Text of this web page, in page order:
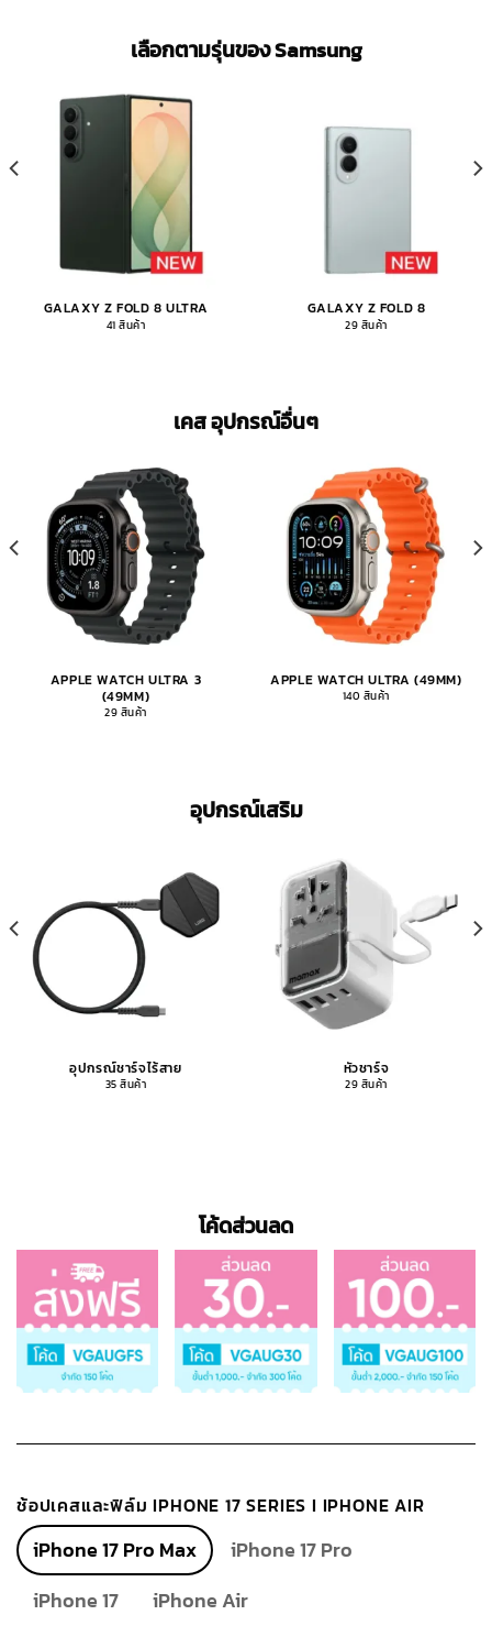
เลือกตามรุ่นของ Samsung
GALAXY Z FOLD 8 ULTRA
41 สินค้า
GALAXY Z FOLD 8
29 สินค้า
เคส อุปกรณ์อื่นๆ
APPLE WATCH ULTRA 3
(49MM)
29 สินค้า
APPLE WATCH ULTRA (49MM)
140 สินค้า
อุปกรณ์เสริม
อุปกรณ์ชาร์จไร้สาย
35 สินค้า
หัวชาร์จ
29 สินค้า
โค้ดส่วนลด
ช้อปเคสและฟิล์ม IPHONE 17 SERIES I IPHONE AIR
iPhone 17 Pro Max
iPhone 17 Pro
iPhone 17
iPhone Air